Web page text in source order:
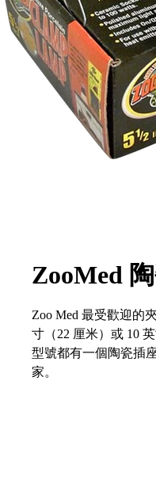
ZooMed
Zoo Med 最受歡迎的
寸（22 厘米）或 10
型號都有一個陶瓷插
家。